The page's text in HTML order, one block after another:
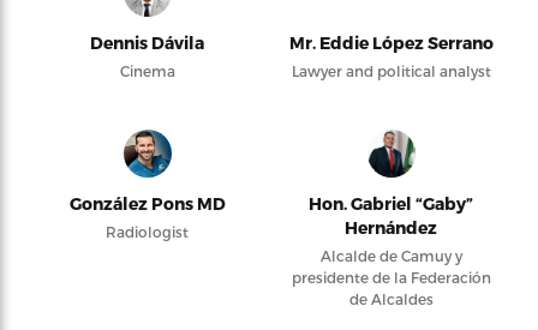
Dennis Dávila
Cinema
Mr. Eddie López Serrano
Lawyer and political analyst
González Pons MD
Radiologist
Hon. Gabriel “Gaby”
Hernández
Alcalde de Camuy y
presidente de la Federación
de Alcaldes